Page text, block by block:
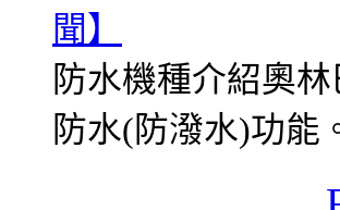
聞】
防水機種介紹奧
防水(防潑水)功能